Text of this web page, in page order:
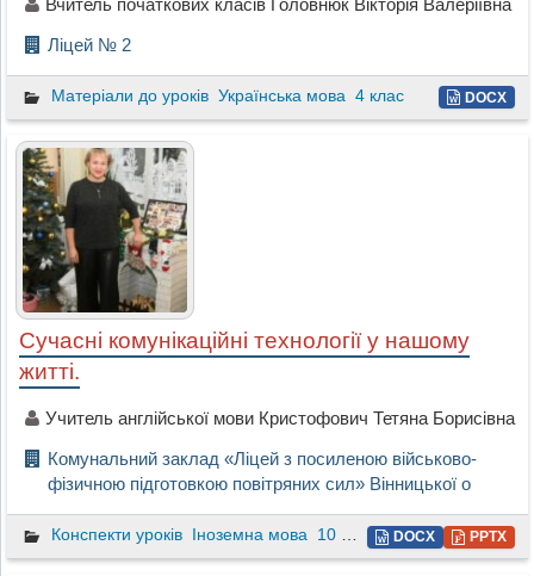
Вчитель початкових класів Головнюк Вікторія Валеріївна
Ліцей № 2
Матеріали до уроків Українська мова 4 клас DOCX
Сучасні комунікаційні технології у нашому
житті.
Учитель англійської мови Кристофович Тетяна Борисівна
Комунальний заклад «Ліцей з посиленою військово-
фізичною підготовкою повітряних сил» Вінницької о
Конспекти уроків Іноземна мова 10 клас DOCX PPTX